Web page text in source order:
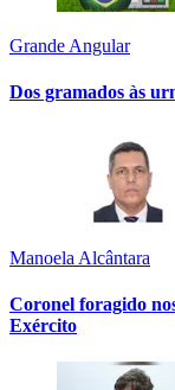
Grande Angular
Dos gramados às
Manoela Alcântara
Coronel foragido
Exército